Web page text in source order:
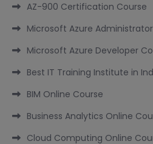
AZ-900 Certification Course
Microsoft Azure
Microsoft Azure Developer
Best IT Training Institute in
BIM Online Course
Business Analytics Online
Cloud Computing Online